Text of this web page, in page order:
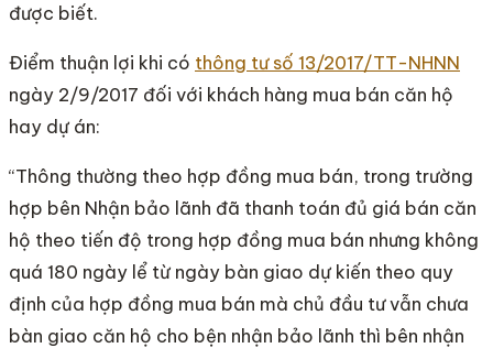
được biết.
Điểm thuận lợi khi có thông tư số 13/2017/TT-NHNN
ngày 2/9/2017 đối với khách hàng mua bán căn hộ
hay dự án:
“Thông thường theo hợp đồng mua bán, trong trường
hợp bên Nhận bảo lãnh đã thanh toán đủ giá bán căn
hộ theo tiến độ trong hợp đồng mua bán nhưng không
quá 180 ngày lể từ ngày bàn giao dự kiến theo quy
định của hợp đồng mua bán mà chủ đầu tư vẫn chưa
bàn giao căn hộ cho bện nhận bảo lãnh thì bên nhận